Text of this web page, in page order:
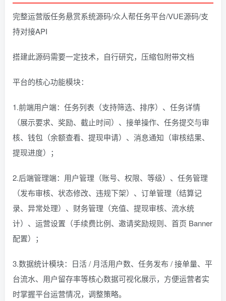
完整运营版任务悬赏系统源码/众人帮任务平台/VUE源码/支
持对接API
搭建此源码需要一定技术，自行研究，压缩包附带文档
平台的核心功能模块：
1.前端用户端：任务列表（支持筛选、排序）、任务详情
（展示要求、奖励、截止时间）、接单操作、任务提交与审
核、钱包（余额查看、提现申请）、消息通知（审核结果、
提现进度）；
2.后端管理端：用户管理（账号、权限、等级）、任务管理
（发布审核、状态修改、违规下架）、订单管理（结算记
录、异常处理）、财务管理（充值、提现审核、流水统
计）、运营设置（手续费比例、邀请奖励规则、首页 Banner
配置）；
3.数据统计模块：日活 / 月活用户数、任务发布 / 接单量、平
台流水、用户留存率等核心数据可视化展示，方便运营者实
时掌握平台运营情况，调整策略。